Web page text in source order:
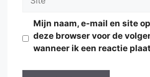
Mijn naam, e-mail en site
deze browser voor de
wanneer ik een reactie